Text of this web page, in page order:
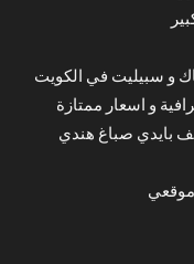
و سبيليت في الكويت
و اسعار ممتازة
بايدي صباغ هندي